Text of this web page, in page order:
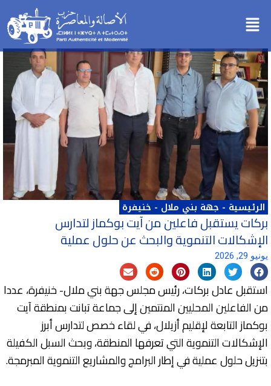
إلىMenu
الرئيسية - جهة بني ملال - خنيفرة
بركات يستقبل فاعلين من آيت بوكماز لتدارس
الإشكالات التنموية والبحث عن حلول عملية
يونيو 29, 2026
استقبل عادل بركات، رئيس مجلس جهة بني ملال- خنيفرة، عددا
من الفاعلين المحليين المنتمين إلى جماعة تبانت بمنطقة آيت
بوكماز التابعة لإقليم أزيلال، في لقاء خصص لتدارس أبرز
الإشكالات التنموية التي تعرفها المنطقة، وبحث السبل الكفيلة
بتنزيل حلول عملية في إطار البرامج والمشاريع التنموية المبرمجة.